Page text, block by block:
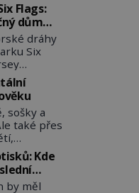
Flags:
dům
dráhy
Six
1981
technik
na zem!
nehodu
a
dávají za
sošky a
také přes
z nichž
hlavu
To je
pohřeb.
Kde
by měl